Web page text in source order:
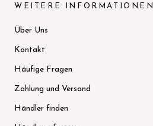
WEITERE INFORMATIONEN
Über Uns
Kontakt
Häufige Fragen
Zahlung und Versand
Händler finden